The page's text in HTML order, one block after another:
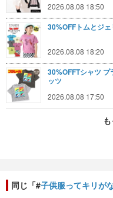
2026.08.08 18:50
30%OFFトムとジ
2026.08.08 18:20
30%OFFTシャツ プ
ッツ
2026.08.08 17:50
同じ「#子供服ってキリが